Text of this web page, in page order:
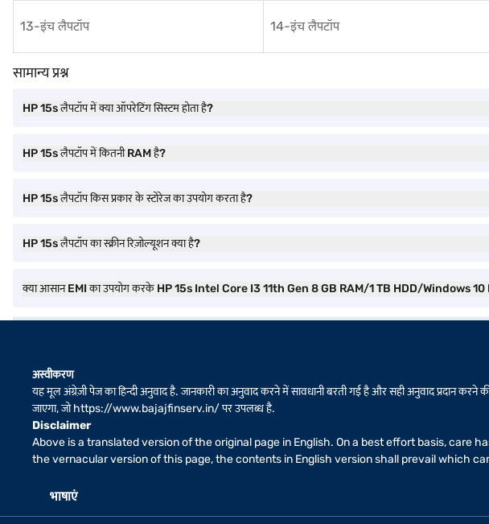
13-इंच लैपटॉप 14-इंच लैपटॉप
सामान्य प्रश्न
HP 15s लैपटॉप में क्या ऑपरेटिंग सिस्टम होता है?
HP 15s लैपटॉप में कितनी RAM है?
HP 15s लैपटॉप किस प्रकार के स्टोरेज का उपयोग करता है?
HP 15s लैपटॉप का स्क्रीन रिज़ोल्यूशन क्या है?
क्या आसान EMI का उपयोग करके HP 15s Intel Core I3 11th Gen 8 GB RAM/1 TB HDD/
अस्वीकरण
यह मूल अंग्रेज़ी पेज का हिन्दी अनुवाद है. जानकारी का अनुवाद करने में सावधानी बरती गई है और सही अनुवाद प्रदान
जाएगा, जोhttps://www.bajajfinserv.in/पर उपलब्ध है.
Disclaimer
Above is a translated version of the original page in English. On a best effort basis,
the vernacular version of this page, the contents in English version shall prevail which
भाषाएं